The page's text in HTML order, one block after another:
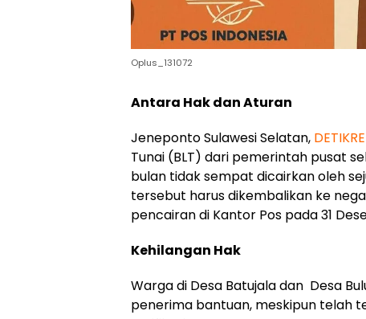
Oplus_131072
Antara Hak dan Aturan
Jeneponto Sulawesi Selatan,
Tunai (BLT) dari pemerintah pusat
bulan tidak sempat dicairkan oleh
tersebut harus dikembalikan ke
pencairan di Kantor Pos pada 31
Kehilangan Hak
Warga di Desa Batujala dan Desa
penerima bantuan, meskipun telah